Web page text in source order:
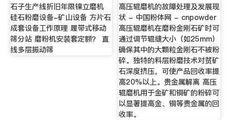
石子生产线折旧年限镍立磨机
硅石粉磨设备-矿山设备 方片石
成套设备工作原理 履带式移动
筛分站 磨粉机安装套定额？ 直
线多层振动筛
高压辊磨机的故障处理及发展现
状 - 中国粉体网 - cnpowder
高压辊磨机在磨粉金刚石矿时可
通过调节辊缝大小（如25mm）
确保其中的大颗粒金刚石不被粉
碎。独特的料层粉磨技术对贫矿
石深度挤压，可使产品回收率提
高20%以上。贵金属解离 高压
辊磨机用于金矿和铜矿的粉碎可
以显著提高金、铜等贵金属的回
收率。